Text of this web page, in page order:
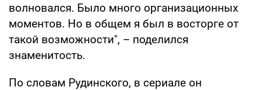
волновался. Было много организационных
моментов. Но в общем я был в восторге от
такой возможности", – поделился
знаменитость.
По словам Рудинского, в сериале он